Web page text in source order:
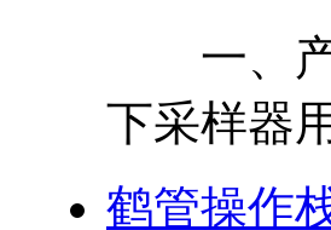
一、产
下采样器
鹤管操作